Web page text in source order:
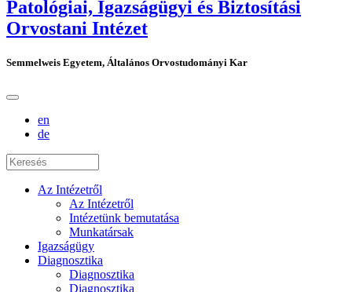
Patológiai, Igazságügyi és Biztosítási
Orvostani Intézet
Semmelweis Egyetem, Általános Orvostudományi Kar
en
de
Az Intézetről
Az Intézetről
Intézetünk bemutatása
Munkatársak
Igazságügy
Diagnosztika
Diagnosztika
Diagnosztika